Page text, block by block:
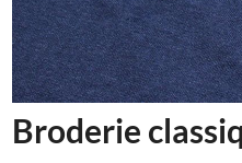
Broderie